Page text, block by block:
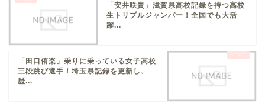
「安井咲貴」滋賀県高校記録を持つ高校
生トリプルジャンパー！全国でも大活
躍...
「田口侑楽」乗りに乗っている女子高校
三段跳び選手！埼玉県記録を更新し、
歴...